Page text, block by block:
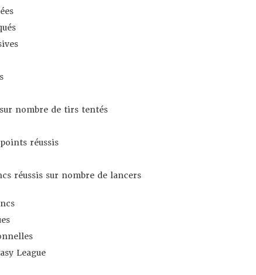
nombre de tirs tentés
réussis
réussis sur nombre de lancers
League